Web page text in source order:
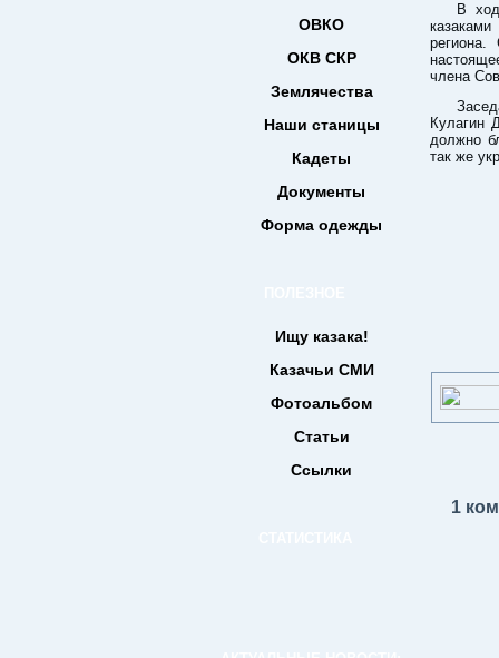
ОВКО
ОКВ СКР
Землячества
Наши станицы
Кадеты
Документы
Форма одежды
Ищу казака!
Казачьи СМИ
Фотоальбом
Статьи
Ссылки
В
региона.
члена
Кулагин
должно
так же
1